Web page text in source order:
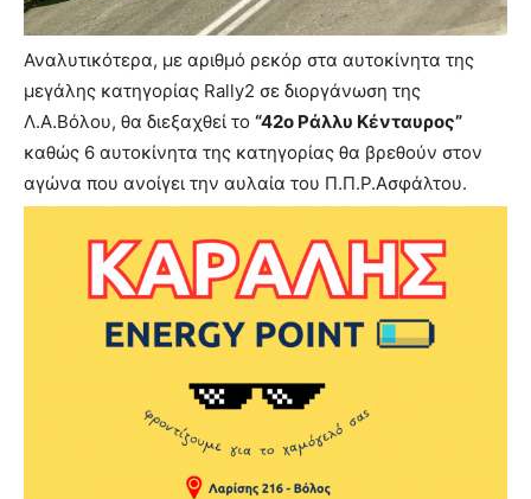
Αναλυτικότερα, με αριθμό ρεκόρ στα αυτοκίνητα της
μεγάλης κατηγορίας Rally2 σε διοργάνωση της
Λ.Α.Βόλου, θα διεξαχθεί το “42ο Ράλλυ Κένταυρος”
καθώς 6 αυτοκίνητα της κατηγορίας θα βρεθούν στον
αγώνα που ανοίγει την αυλαία του Π.Π.Ρ.Ασφάλτου.